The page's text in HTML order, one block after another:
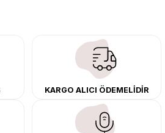
için özel performans egzozları ve
body kit uygulamalarıyla aracınızın
seviyeye taşıyabilirsiniz.
ve uzun ömürlüdür. İstanbul’daki montaj
yapıyor, Türkiye’nin her yerine güvenli
Aracınıza değer katmak için doğru
KARGO ALICI ÖDEMELİDİR